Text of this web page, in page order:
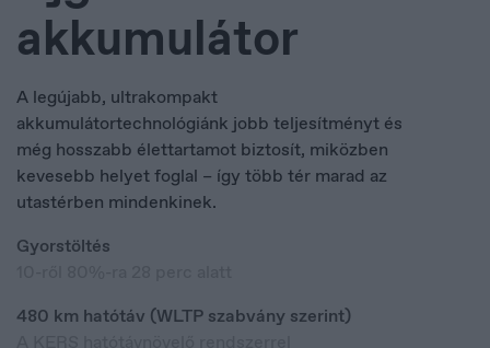
Deutschland
Deutsch
akkumulátor
A legújabb, ultrakompakt
akkumulátortechnológiánk jobb teljesítményt és
még hosszabb élettartamot biztosít, miközben
kevesebb helyet foglal – így több tér marad az
utastérben mindenkinek.
Gyorstöltés
480 km hatótáv (WLTP szabvány szerint)